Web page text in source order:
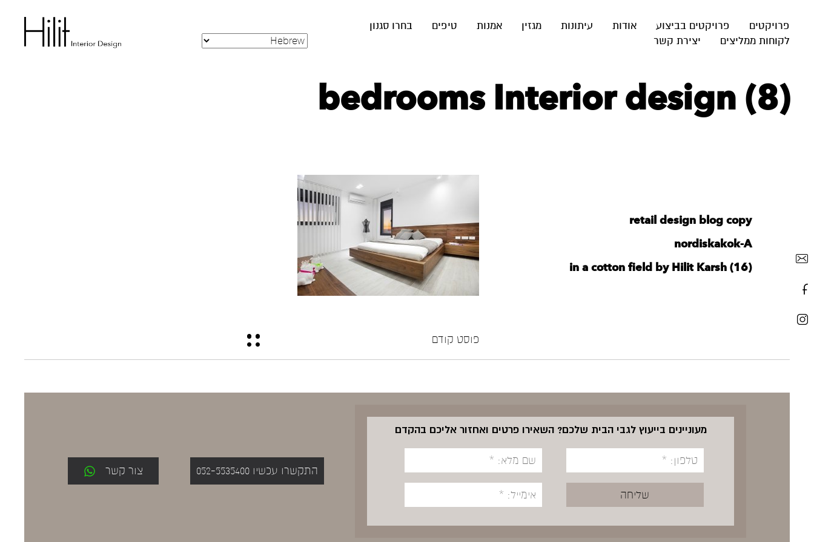
פרויקטים פרויקטים בביצוע אודות עיתונות מגזין אמנות טיפים
בחרו סגנון
לקוחות ממליצים
יצירת קשר
bedrooms Interior design (8)
retail design blog copy
nordiskakok-A
in a cotton field by Hilit Karsh (16)
פוסט קודם
מעוניינים בייעוץ לגבי הבית שלכם? השאירו פרטים ואחזור אליכם בהקדם
התקשרו עכשיו 052-5535400 צור קשר